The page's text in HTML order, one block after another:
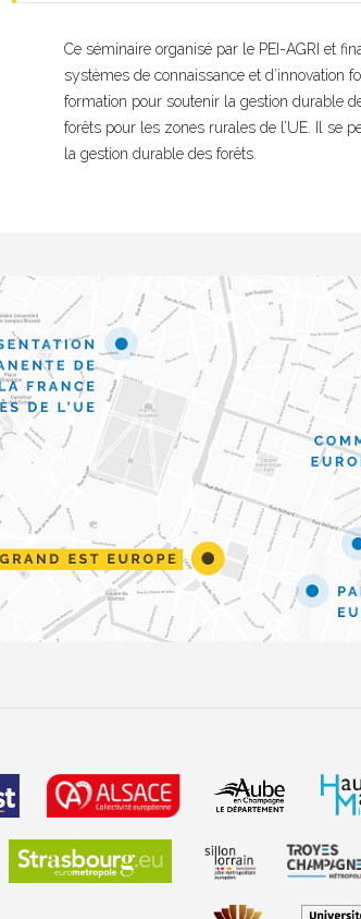
Ce séminaire organisé par le PEI-AGRI et
systèmes de connaissance et d’innovation
formation pour soutenir la gestion durable
forêts pour les zones rurales de l’UE. Il se
la gestion durable des forêts.